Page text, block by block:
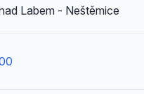
Labem - Neštěmice